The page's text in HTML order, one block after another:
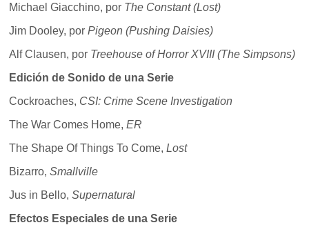
Michael Giacchino, por The Constant (Lost)
Jim Dooley, porPigeon (Pushing Daisies)
Alf Clausen, por Treehouse of Horror XVIII (The Simpsons)
Edición de Sonido de una Serie
Cockroaches, CSI: Crime Scene Investigation
The War Comes Home,ER
The Shape Of Things To Come,Lost
Bizarro,Smallville
Jus in Bello,Supernatural
Efectos Especiales de una Serie